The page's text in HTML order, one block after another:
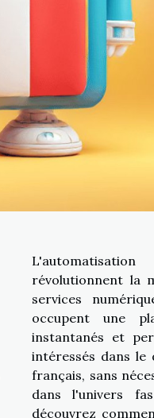
révolutionnent la
services
occupent une
instantanés et
intéressés dans
français, sans
dans l'univers
découvrez